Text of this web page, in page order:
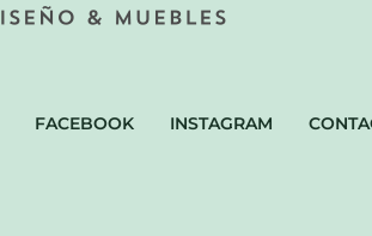
FACEBOOK INSTAGRAM